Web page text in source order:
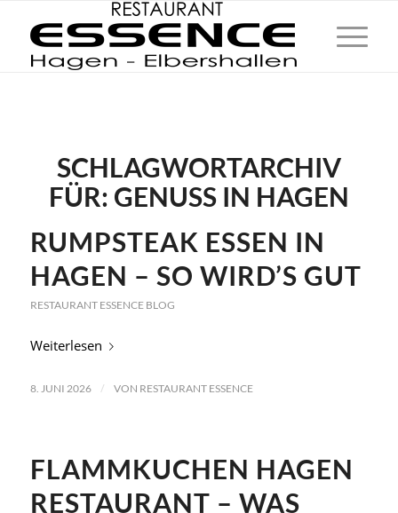
SCHLAGWORTARCHIV
FÜR: GENUSS IN HAGEN
RUMPSTEAK ESSEN IN
HAGEN – SO WIRD’S GUT
RESTAURANT ESSENCE BLOG
Weiterlesen
8. JUNI 2026 / VON RESTAURANT ESSENCE
FLAMMKUCHEN HAGEN
RESTAURANT – WAS